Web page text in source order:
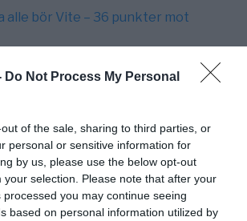
Do Not Process My Personal
of the sale, sharing to third parties, or
personal or sensitive information for
by us, please use the below opt-out
your selection. Please note that after your
you may continue seeing
based on personal information utilized by
alle bör Vite – 36 punkter mot